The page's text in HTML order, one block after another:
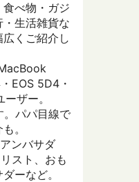
べ物・ガジ
生活雑貨な
くご紹介し
EOS 5D4・
ザー。
。パパ目線で
。
ンバサダ
スト、おも
ーなど。